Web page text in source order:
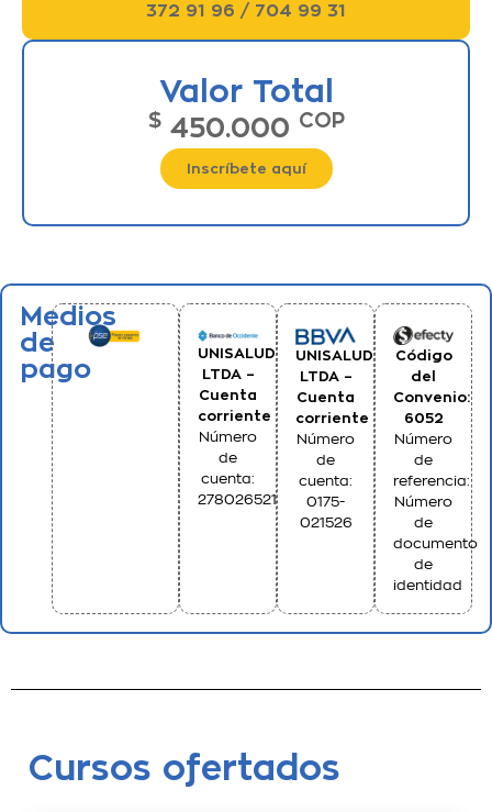
372 91 96 / 704 99 31
Valor Total
$450.000 COP
Inscríbete aquí
Medios
de
pago
UNISALUD
LTDA –
Cuenta
corriente
Número
de
cuenta:
278026521
UNISALUD
LTDA –
Cuenta
corriente
Número
de
cuenta:
0175-
021526
Código
del
Convenio:
6052
Número
de
referencia:
Número
de
documento
de
identidad
Cursos ofertados